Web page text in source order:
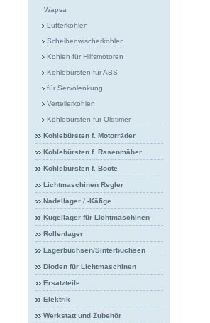
Wapsa
Lüfterkohlen
Scheibenwischerkohlen
Kohlen für Hilfsmotoren
Kohlebürsten für ABS
für Servolenkung
Verteilerkohlen
Kohlebürsten für Oldtimer
Kohlebürsten f. Motorräder
Kohlebürsten f. Rasenmäher
Kohlebürsten f. Boote
Lichtmaschinen Regler
Nadellager / -Käfige
Kugellager für Lichtmaschinen
Rollenlager
Lagerbuchsen/Sinterbuchsen
Dioden für Lichtmaschinen
Ersatzteile
Elektrik
Werkstatt und Zubehör